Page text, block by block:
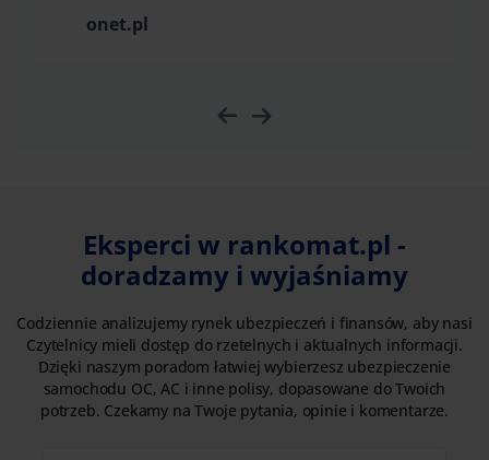
onet.pl
Eksperci w rankomat.pl -
doradzamy i wyjaśniamy
Codziennie analizujemy rynek ubezpieczeń i finansów, aby nasi
Czytelnicy mieli dostęp do rzetelnych i aktualnych informacji.
Dzięki naszym poradom łatwiej wybierzesz ubezpieczenie
samochodu OC, AC i inne polisy, dopasowane do Twoich
potrzeb. Czekamy na Twoje pytania, opinie i komentarze.